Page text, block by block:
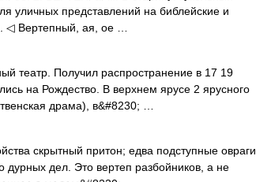
уличных представлений на библейские и
◁ Вертепный, ая, ое …
театр. Получил распространение в 17 19
на Рождество. В верхнем ярусе 2 ярусного
драма), в&#8230; …
скрытный притон; едва подступные овраги,
дел. Это вертеп разбойников, а не